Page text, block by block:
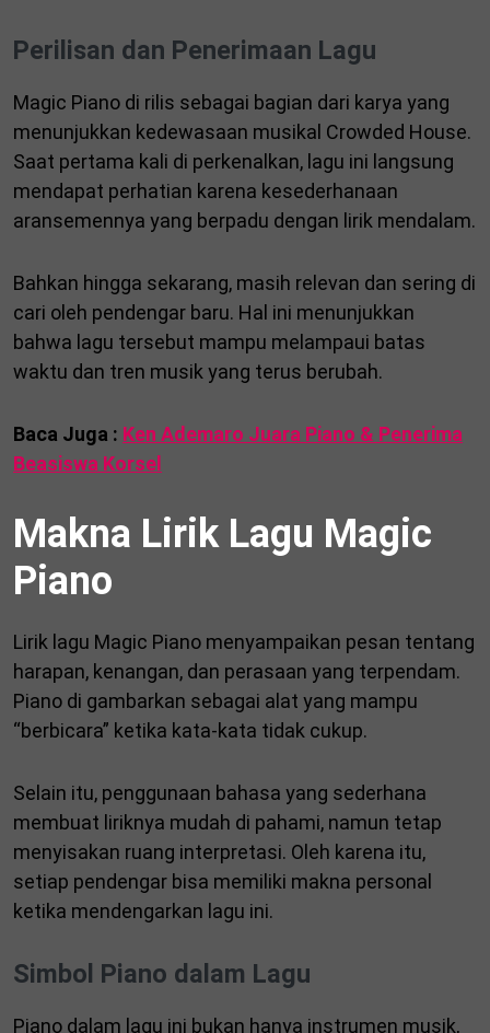
Perilisan dan Penerimaan Lagu
Magic Piano di rilis sebagai bagian dari karya yang
menunjukkan kedewasaan musikal Crowded House.
Saat pertama kali di perkenalkan, lagu ini langsung
mendapat perhatian karena kesederhanaan
aransemennya yang berpadu dengan lirik mendalam.
Bahkan hingga sekarang, masih relevan dan sering di
cari oleh pendengar baru. Hal ini menunjukkan
bahwa lagu tersebut mampu melampaui batas
waktu dan tren musik yang terus berubah.
Baca Juga : Ken Ademaro Juara Piano & Penerima
Beasiswa Korsel
Makna Lirik Lagu Magic
Piano
Lirik lagu Magic Piano menyampaikan pesan tentang
harapan, kenangan, dan perasaan yang terpendam.
Piano di gambarkan sebagai alat yang mampu
“berbicara” ketika kata-kata tidak cukup.
Selain itu, penggunaan bahasa yang sederhana
membuat liriknya mudah di pahami, namun tetap
menyisakan ruang interpretasi. Oleh karena itu,
setiap pendengar bisa memiliki makna personal
ketika mendengarkan lagu ini.
Simbol Piano dalam Lagu
Piano dalam lagu ini bukan hanya instrumen musik,